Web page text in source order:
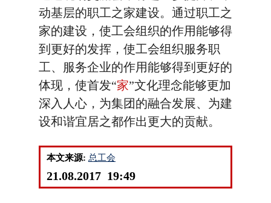
动基层的职工之家建设。通过职工之
家的建设，使工会组织的作用能够得
到更好的发挥，使工会组织服务职
工、服务企业的作用能够得到更好的
体现，使首发“家”文化理念能够更加
深入人心，为集团的融合发展、为建
设和谐宜居之都作出更大的贡献。
本文来源: 总工会
21.08.2017 19:49